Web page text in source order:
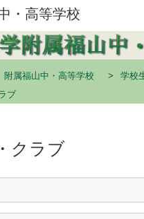
・高等学校
附属福山中・高等学校
学校
ブ
クラブ